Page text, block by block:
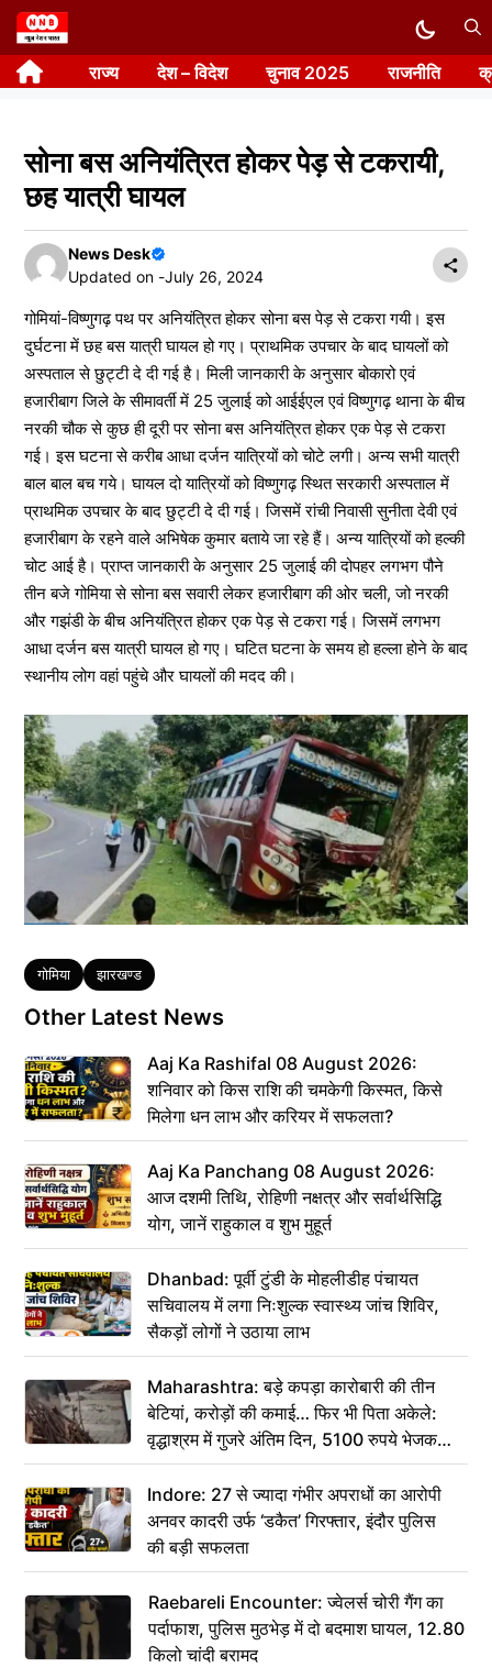
Skip
to
content राज्य देश – विदेश चुनाव 2025 राजनीति
सोना बस अनियंत्रित होकर पेड़ से टकरायी,
छह यात्री घायल
News Desk
Updated on -July 26, 2024
गोमियां-विष्णुगढ़ पथ पर अनियंत्रित होकर सोना बस पेड़ से टकरा गयी। इस
दुर्घटना में छह बस यात्री घायल हो गए। प्राथमिक उपचार के बाद घायलों को
अस्पताल से छुट्टी दे दी गई है। मिली जानकारी के अनुसार बोकारो एवं
हजारीबाग जिले के सीमावर्ती में 25 जुलाई को आईईएल एवं विष्णुगढ़ थाना के बीच
नरकी चौक से कुछ ही दूरी पर सोना बस अनियंत्रित होकर एक पेड़ से टकरा
गई। इस घटना से करीब आधा दर्जन यात्रियों को चोटे लगी। अन्य सभी यात्री
बाल बाल बच गये। घायल दो यात्रियों को विष्णुगढ़ स्थित सरकारी अस्पताल में
प्राथमिक उपचार के बाद छुट्टी दे दी गई। जिसमें रांची निवासी सुनीता देवी एवं
हजारीबाग के रहने वाले अभिषेक कुमार बताये जा रहे हैं। अन्य यात्रियों को हल्की
चोट आई है। प्राप्त जानकारी के अनुसार 25 जुलाई की दोपहर लगभग पौने
तीन बजे गोमिया से सोना बस सवारी लेकर हजारीबाग की ओर चली, जो नरकी
और गझंडी के बीच अनियंत्रित होकर एक पेड़ से टकरा गई। जिसमें लगभग
आधा दर्जन बस यात्री घायल हो गए। घटित घटना के समय हो हल्ला होने के बाद
स्थानीय लोग वहां पहुंचे और घायलों की मदद की।
Tags
गोमिया झारखण्ड
Other Latest News
Aaj Ka Rashifal 08 August 2026:
शनिवार को किस राशि की चमकेगी किस्मत, किसे
मिलेगा धन लाभ और करियर में सफलता?
Aaj Ka Panchang 08 August 2026:
आज दशमी तिथि, रोहिणी नक्षत्र और सर्वार्थसिद्धि
योग, जानें राहुकाल व शुभ मुहूर्त
Dhanbad: पूर्वी टुंडी के मोहलीडीह पंचायत
सचिवालय में लगा निःशुल्क स्वास्थ्य जांच शिविर,
सैकड़ों लोगों ने उठाया लाभ
Maharashtra: बड़े कपड़ा कारोबारी की तीन
बेटियां, करोड़ों की कमाई… फिर भी पिता अकेले:
वृद्धाश्रम में गुजरे अंतिम दिन, 5100 रुपये भेजकर
कहा– अंतिम संस्कार कर दीजिए हम नहीं आ पाएंगे
Indore: 27 से ज्यादा गंभीर अपराधों का आरोपी
अनवर कादरी उर्फ ‘डकैत’ गिरफ्तार, इंदौर पुलिस
की बड़ी सफलता
Raebareli Encounter: ज्वेलर्स चोरी गैंग का
पर्दाफाश, पुलिस मुठभेड़ में दो बदमाश घायल, 12.80
किलो चांदी बरामद